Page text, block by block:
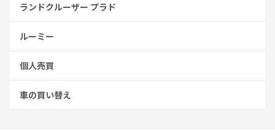
ランドクルーザー プラド
ルーミー
個人売買
車の買い替え